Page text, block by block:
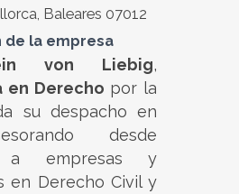
Baleares 07012
de la empresa
von Liebig,
en Derecho por la
su despacho en
desde
a empresas y
en Derecho Civil y